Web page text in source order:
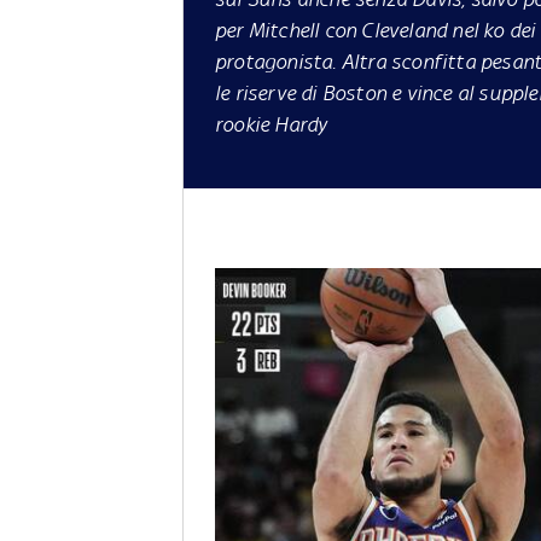
per Mitchell con Cleveland nel ko
protagonista. Altra sconfitta
le riserve di Boston e vince al
rookie Hardy